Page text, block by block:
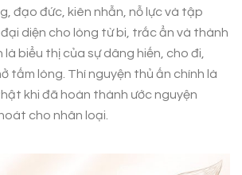
đạo đức, kiên nhẫn, nỗ lực và tập
diện cho lòng từ bi, trắc ẩn và thành
biểu thị của sự dâng hiến, cho đi,
tấm lòng. Thí nguyện thủ ấn chính là
khi đã hoàn thành ước nguyện
cho nhân loại.